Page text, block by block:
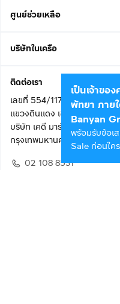
ศูนย์ช่วยเหลือ
บริษัทในเครือ
ติดต่อเรา
เลขที่ 554/117 อาคารสกายไ
แขวงดินแดง เขตดินแดง
บริษัท เคดี มาร์เก็ตเพลส จำกัด
กรุงเทพมหานคร 10400
02 108 8531
เป็นเจ้าขอ
พัทยา ภาย
Banyan
พร้อมรับข้อเ
Sale ก่อนใคร